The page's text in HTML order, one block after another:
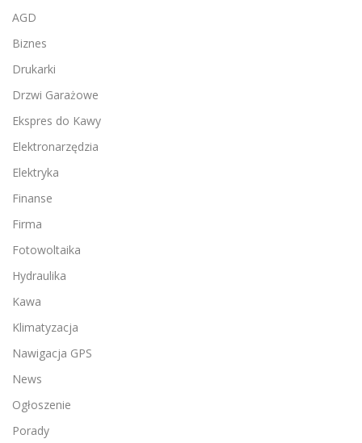
AGD
Biznes
Drukarki
Drzwi Garażowe
Ekspres do Kawy
Elektronarzędzia
Elektryka
Finanse
Firma
Fotowoltaika
Hydraulika
Kawa
Klimatyzacja
Nawigacja GPS
News
Ogłoszenie
Porady